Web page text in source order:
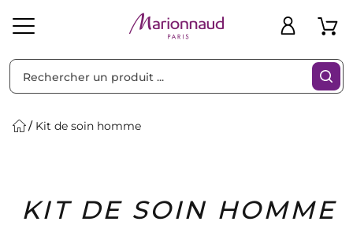
Solaire Homme Marques Idées
Cadeaux
Bons
Plans
Kit de soin homme
KIT DE SOIN HOMME
Filtres